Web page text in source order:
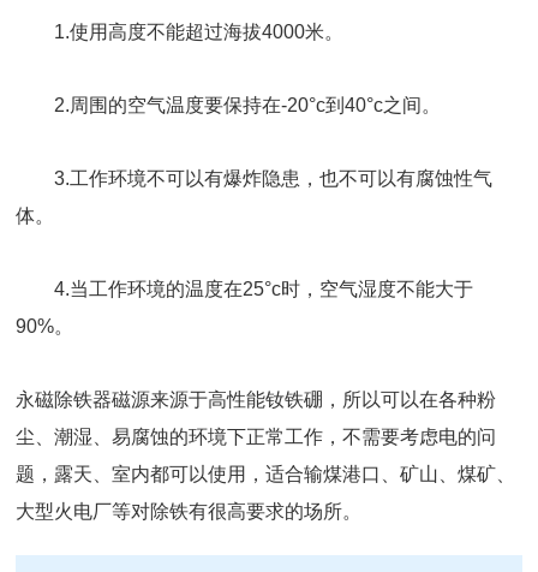
1.使用高度不能超过海拔4000米。
2.周围的空气温度要保持在-20°c到40°c之间。
3.工作环境不可以有爆炸隐患，也不可以有腐蚀性气
体。
4.当工作环境的温度在25°c时，空气湿度不能大于
90%。
永磁除铁器磁源来源于高性能钕铁硼，所以可以在各种粉
尘、潮湿、易腐蚀的环境下正常工作，不需要考虑电的问
题，露天、室内都可以使用，适合输煤港口、矿山、煤矿、
大型火电厂等对除铁有很高要求的场所。